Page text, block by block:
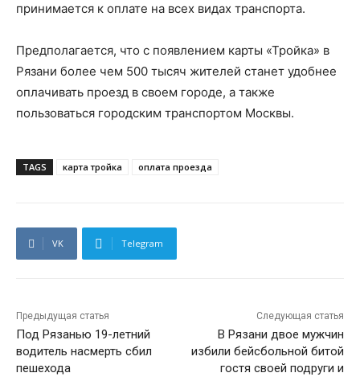
принимается к оплате на всех видах транспорта.
Предполагается, что с появлением карты «Тройка» в
Рязани более чем 500 тысяч жителей станет удобнее
оплачивать проезд в своем городе, а также
пользоваться городским транспортом Москвы.
TAGS карта тройка оплата проезда
VK Telegram
Предыдущая статья
Под Рязанью 19-летний
водитель насмерть сбил
пешехода
Следующая статья
В Рязани двое мужчин
избили бейсбольной битой
гостя своей подруги и